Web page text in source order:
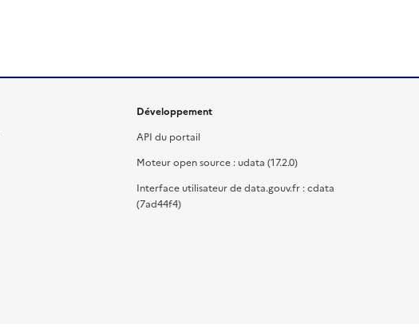
Développement
API du portail
Moteur open source : udata (17.2.0)
Interface utilisateur de data.gouv.fr : cdata
(7ad44f4)